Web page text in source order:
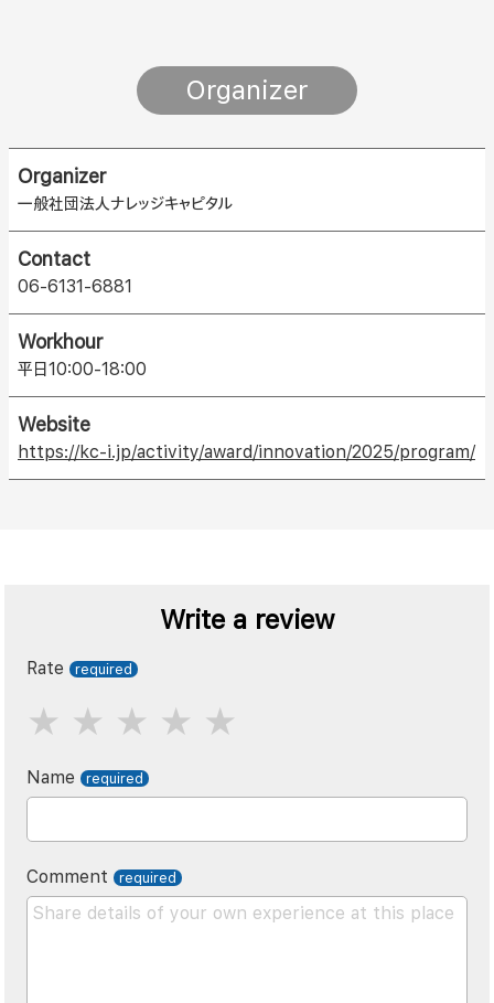
Organizer
Organizer
一般社団法人ナレッジキャピタル
Contact
06-6131-6881
Workhour
平日10:00-18:00
Website
https://kc-i.jp/activity/award/innovation/2025/program/
Write a review
Rate
Name
Comment